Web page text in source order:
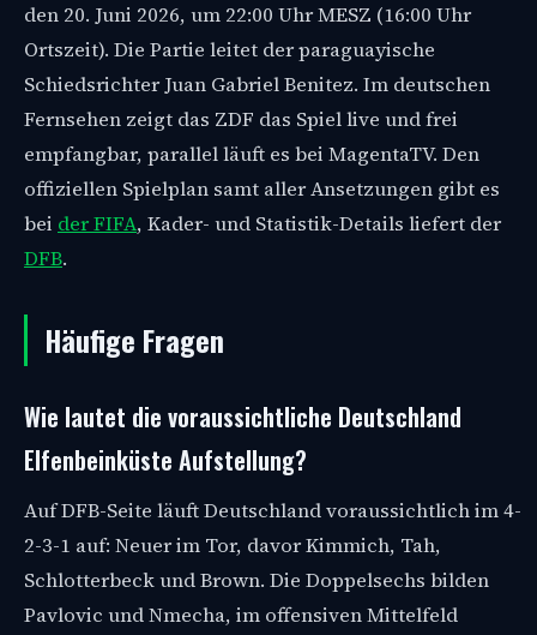
den 20. Juni 2026, um 22:00 Uhr MESZ (16:00 Uhr
Ortszeit). Die Partie leitet der paraguayische
Schiedsrichter Juan Gabriel Benitez. Im deutschen
Fernsehen zeigt das ZDF das Spiel live und frei
empfangbar, parallel läuft es bei MagentaTV. Den
offiziellen Spielplan samt aller Ansetzungen gibt es
bei der FIFA, Kader- und Statistik-Details liefert der
DFB.
Häufige Fragen
Wie lautet die voraussichtliche Deutschland
Elfenbeinküste Aufstellung?
Auf DFB-Seite läuft Deutschland voraussichtlich im 4-
2-3-1 auf: Neuer im Tor, davor Kimmich, Tah,
Schlotterbeck und Brown. Die Doppelsechs bilden
Pavlovic und Nmecha, im offensiven Mittelfeld